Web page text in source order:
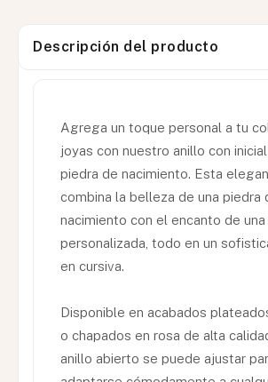
Descripción del producto
Agrega un toque personal a tu
joyas con nuestro anillo con
piedra de nacimiento. Esta
combina la belleza de una piedra
nacimiento con el encanto de una
personalizada, todo en un
en cursiva.
Disponible en acabados
o chapados en rosa de alta
anillo abierto se puede ajustar